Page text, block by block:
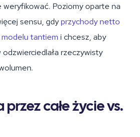
weryfikować. Poziomy oparte na
sensu, gdyprzychody netto
tantiem i chcesz, aby
rzeczywisty
całe życie vs.